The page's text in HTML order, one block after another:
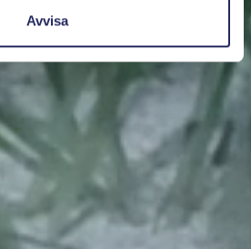
Avvisa